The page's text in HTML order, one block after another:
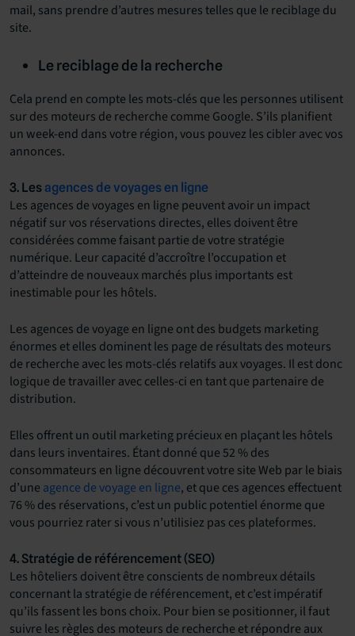
mail, sans prendre d’autres mesures telles que le reciblage du
site.
Le reciblage de la recherche
Cela prend en compte les mots-clés que les personnes utilisent
sur des moteurs de recherche comme Google. S’ils planifient
un week-end dans votre région, vous pouvez les cibler avec vos
annonces.
3. Les agences de voyages en ligne
Les agences de voyages en ligne peuvent avoir un impact
négatif sur vos réservations directes, elles doivent être
considérées comme faisant partie de votre stratégie
numérique. Leur capacité d’accroître l’occupation et
d’atteindre de nouveaux marchés plus importants est
inestimable pour les hôtels.
Les agences de voyage en ligne ont des budgets marketing
énormes et elles dominent les page de résultats des moteurs
de recherche avec les mots-clés relatifs aux voyages. Il est donc
logique de travailler avec celles-ci en tant que partenaire de
distribution.
Elles offrent un outil marketing précieux en plaçant les hôtels
dans leurs inventaires. Étant donné que 52 % des
consommateurs en ligne découvrent votre site Web par le biais
d’une agence de voyage en ligne, et que ces agences effectuent
76 % des réservations, c’est un public potentiel énorme que
vous pourriez rater si vous n’utilisiez pas ces plateformes.
4. Stratégie de référencement (SEO)
Les hôteliers doivent être conscients de nombreux détails
concernant la stratégie de référencement, et c’est impératif
qu’ils fassent les bons choix. Pour bien se positionner, il faut
suivre les règles des moteurs de recherche et répondre aux